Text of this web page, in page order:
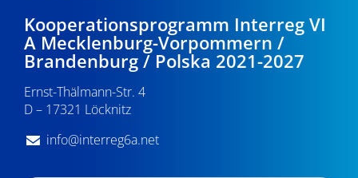
Kooperationsprogramm Interreg VI
A Mecklenburg-Vorpommern /
Brandenburg / Polska 2021-2027
Ernst-Thälmann-Str. 4
D – 17321 Löcknitz
info@interreg6a.net